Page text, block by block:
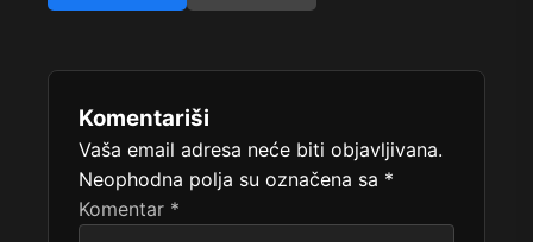
Komentariši
Vaša email adresa neće biti objavljivana.
Neophodna polja su označena sa *
Komentar *